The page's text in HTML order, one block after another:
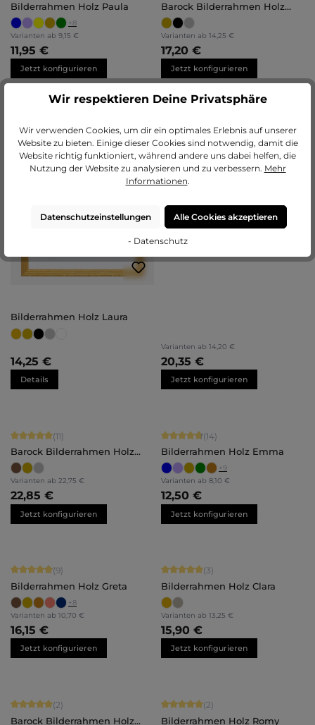
Bilderrahmen Holz Paula
+8
Varianten ab 9,15 €
11,95 €
Jetzt konfigurieren
Barock Bilderrahmen Holz
Stella
Varianten ab 14,25 €
17,20 €
Jetzt konfigurieren
Bilderrahmen Holz Laura
14,25 €
Details
Barock Bilderrahmen Holz
Daria
Varianten ab 14,20 €
20,35 €
Jetzt konfigurieren
Durchschnittliche Bewertung von 5 von 5 Sternen
(11)
Barock Bilderrahmen Holz
Olivia
Varianten ab 22,75 €
22,85 €
Jetzt konfigurieren
Durchschnittliche Bewertung von
(14)
Bilderrahmen Holz Emma
+9
Varianten ab 8,10 €
12,50 €
Jetzt konfigurieren
Durchschnittliche Bewertung von 4.89 von 5 Sternen
(9)
Bilderrahmen Holz Greta
+8
Varianten ab 10,70 €
16,15 €
Jetzt konfigurieren
Durchschnittliche Bewertung von 5
(3)
Bilderrahmen Holz Clara
Varianten ab 13,25 €
15,90 €
Jetzt konfigurieren
Durchschnittliche Bewertung von 5 von 5 Sternen
(2)
Barock Bilderrahmen Holz
Durchschnittliche Bewertung von 5
(2)
Bilderrahmen Holz Romy
Wir respektieren Deine Privatsphäre
Wir verwenden Cookies, um dir ein optimales Erlebnis auf unserer
Website zu bieten. Einige dieser Cookies sind notwendig, damit die
Website richtig funktioniert, während andere uns dabei helfen, die
Nutzung der Website zu analysieren und zu verbessern. Mehr
Informationen.
Datenschutzeinstellungen Alle Cookies akzeptieren
- Datenschutz